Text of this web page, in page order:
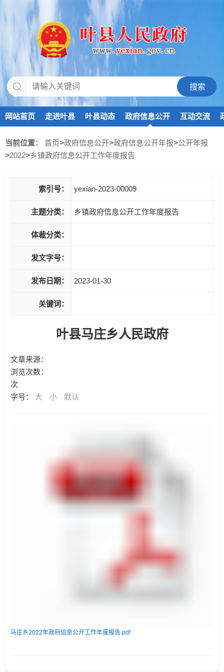
网站首页 走进叶县 叶县动态 政府信息公开 互动交流
当前位置： 首页>政府信息公开>政府信息公开年报>公开年报
>2022>乡镇政府信息公开工作年度报告
索引号： yexian-2023-00009
主题分类： 乡镇政府信息公开工作年度报告
体裁分类：
发文字号：
发布日期： 2023-01-30
关键词：
叶县马庄乡人民政府
文章来源：
浏览次数：
次
字号： 大 小 默认
马庄乡2022年政府信息公开工作年度报告.pdf